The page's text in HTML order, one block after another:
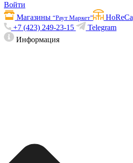
Войти
Магазины“Раут Маркет”
HoReCa
+7 (423) 249-23-15
Telegram
Информация